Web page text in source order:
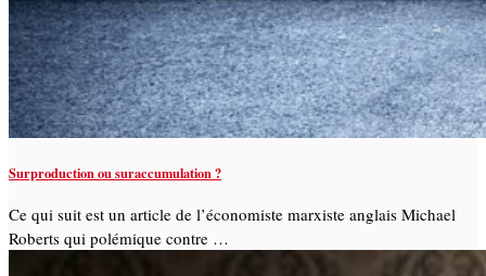
Surproduction ou suraccumulation ?
Ce qui suit est un article de l’économiste marxiste anglais Michael
Roberts qui polémique contre …